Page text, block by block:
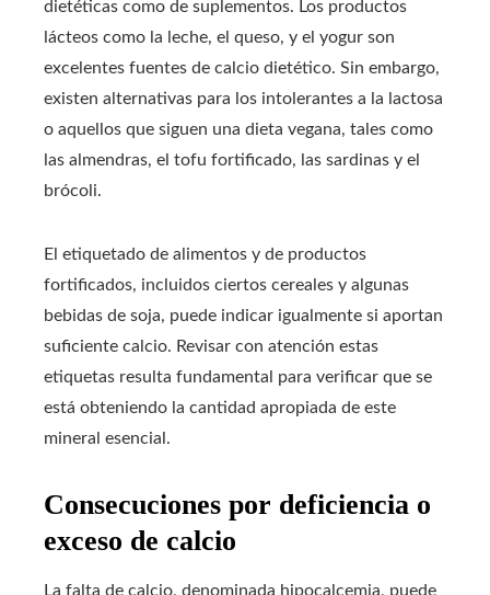
dietéticas como de suplementos. Los productos
lácteos como la leche, el queso, y el yogur son
excelentes fuentes de calcio dietético. Sin embargo,
existen alternativas para los intolerantes a la lactosa
o aquellos que siguen una dieta vegana, tales como
las almendras, el tofu fortificado, las sardinas y el
brócoli.
El etiquetado de alimentos y de productos
fortificados, incluidos ciertos cereales y algunas
bebidas de soja, puede indicar igualmente si aportan
suficiente calcio. Revisar con atención estas
etiquetas resulta fundamental para verificar que se
está obteniendo la cantidad apropiada de este
mineral esencial.
Consecuciones por deficiencia o
exceso de calcio
La falta de calcio, denominada hipocalcemia, puede